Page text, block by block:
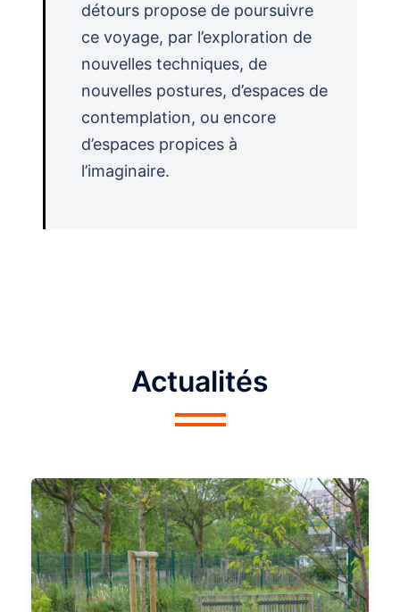
détours propose de poursuivre
ce voyage, par l’exploration de
nouvelles techniques, de
nouvelles postures, d’espaces de
contemplation, ou encore
d’espaces propices à
l’imaginaire.
Actualités